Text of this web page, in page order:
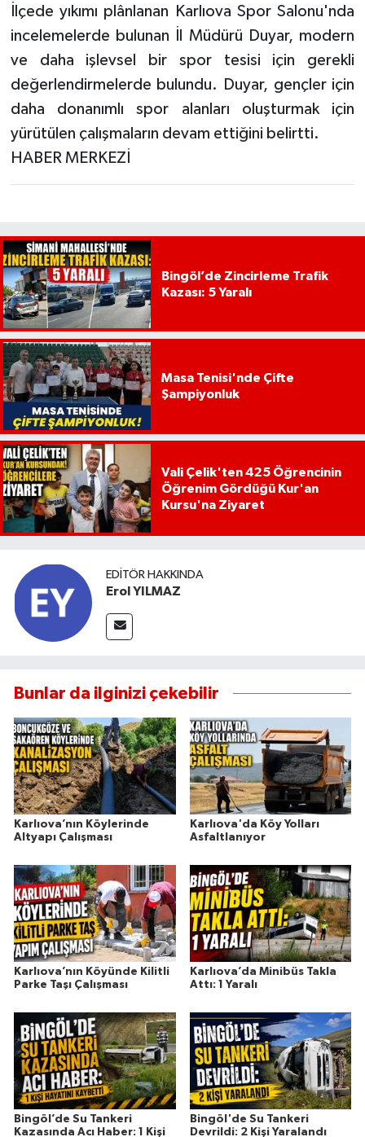
İlçede yıkımı plânlanan Karlıova Spor Salonu'nda
incelemelerde bulunan İl Müdürü Duyar, modern
ve daha işlevsel bir spor tesisi için gerekli
değerlendirmelerde bulundu. Duyar, gençler için
daha donanımlı spor alanları oluşturmak için
yürütülen çalışmaların devam ettiğini belirtti.
HABER MERKEZİ
Bingöl’de Zincirleme Trafik
Kazası: 5 Yaralı
Masa Tenisi'nde Çifte
Şampiyonluk
Vali Çelik'ten 425 Öğrencinin
Öğrenim Gördüğü Kur'an
Kursu'na Ziyaret
EDITÖR HAKKINDA
Erol YILMAZ
Bunlar da ilginizi çekebilir
Karlıova’nın Köylerinde
Altyapı Çalışması
Karlıova'da Köy Yolları
Asfaltlanıyor
Karlıova’nın Köyünde Kilitli
Parke Taşı Çalışması
Karlıova’da Minibüs Takla
Attı: 1 Yaralı
Bingöl’de Su Tankeri
Kazasında Acı Haber: 1 Kişi
Bingöl'de Su Tankeri
Devrildi: 2 Kişi Yaralandı
YEDİSU